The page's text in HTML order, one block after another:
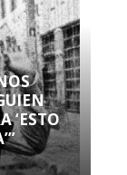
‘ESTO